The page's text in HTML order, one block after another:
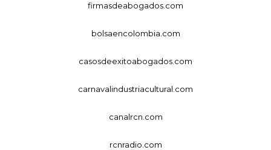
firmasdeabogados.com
bolsaencolombia.com
casosdeexitoabogados.com
carnavalindustriacultural.com
canalrcn.com
rcnradio.com